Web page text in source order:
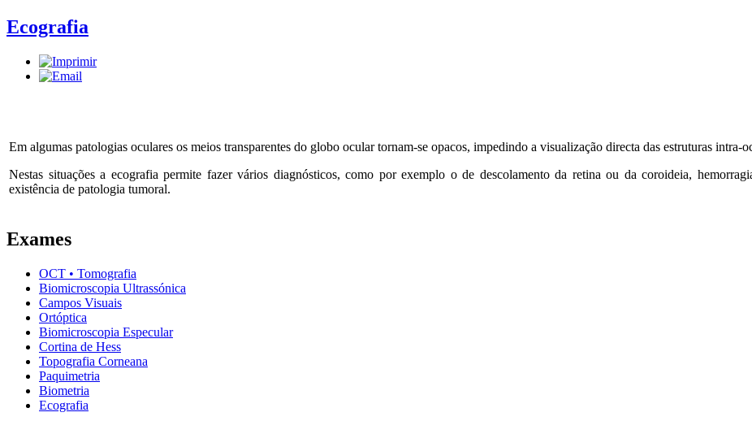
Ecografia
Em algumas patologias oculares os meios transparentes do globo ocular tornam-se opacos, impedindo a visualização directa das estruturas intra-
Nestas situações a ecografia permite fazer vários diagnósticos, como por exemplo o de descolamento da retina ou da coroideia,
existência de patologia tumoral.
Exames
OCT • Tomografia
Biomicroscopia Ultrassónica
Campos Visuais
Ortóptica
Biomicroscopia Especular
Cortina de Hess
Topografia Corneana
Paquimetria
Biometria
Ecografia